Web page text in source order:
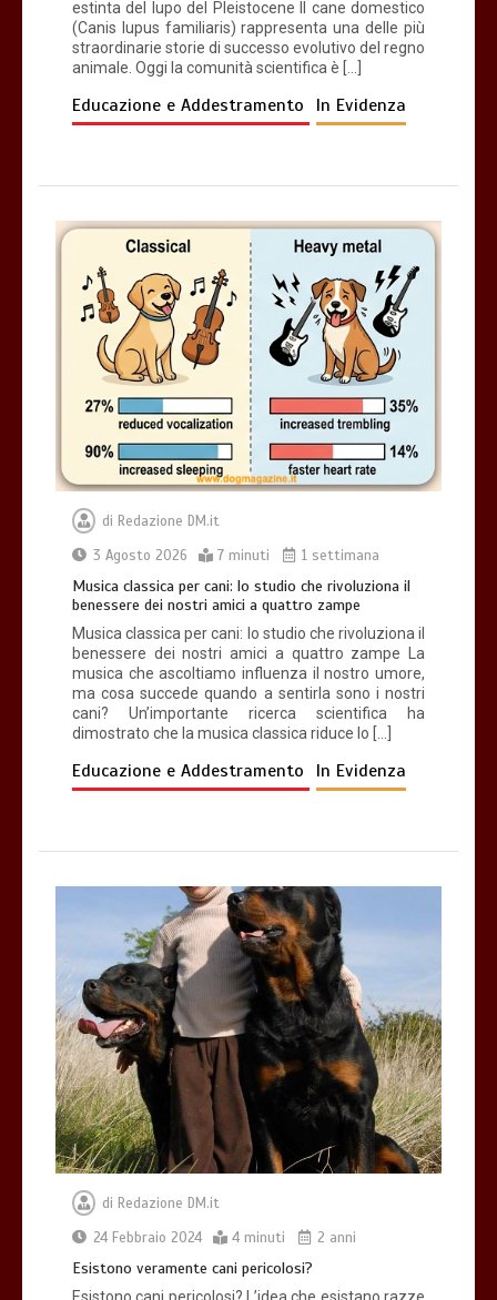
estinta del lupo del Pleistocene Il cane domestico
(Canis lupus familiaris) rappresenta una delle più
straordinarie storie di successo evolutivo del regno
animale. Oggi la comunità scientifica è […]
Educazione e Addestramento In Evidenza
di Redazione DM.it
3 Agosto 2026
7 minuti 1 settimana
Musica classica per cani: lo studio che rivoluziona il
benessere dei nostri amici a quattro zampe
Musica classica per cani: lo studio che rivoluziona il
benessere dei nostri amici a quattro zampe La
musica che ascoltiamo influenza il nostro umore,
ma cosa succede quando a sentirla sono i nostri
cani? Un’importante ricerca scientifica ha
dimostrato che la musica classica riduce lo […]
Educazione e Addestramento In Evidenza
di Redazione DM.it
24 Febbraio 2024
4 minuti 2 anni
Esistono veramente cani pericolosi?